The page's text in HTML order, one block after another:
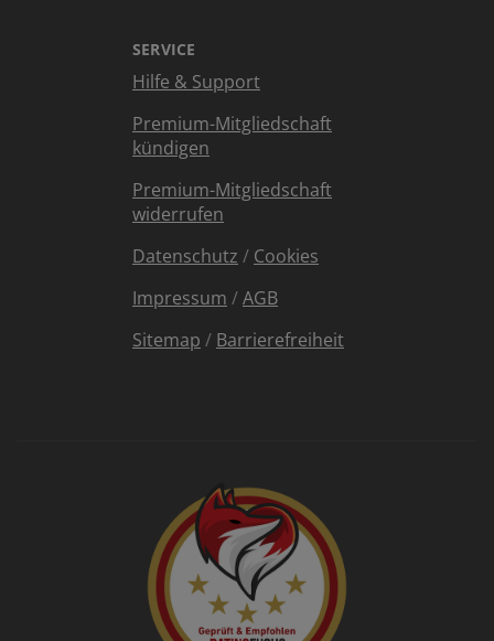
SERVICE
Hilfe & Support
Premium-Mitgliedschaft
kündigen
Premium-Mitgliedschaft
widerrufen
Datenschutz / Cookies
Impressum /AGB
Sitemap / Barrierefreiheit